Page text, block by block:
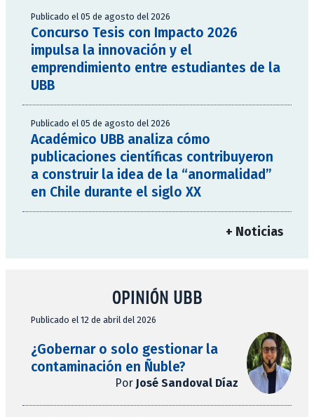
Publicado el 05 de agosto del 2026
Concurso Tesis con Impacto 2026
impulsa la innovación y el
emprendimiento entre estudiantes de la
UBB
Publicado el 05 de agosto del 2026
Académico UBB analiza cómo
publicaciones científicas contribuyeron
a construir la idea de la “anormalidad”
en Chile durante el siglo XX
+ Noticias
OPINIÓN UBB
Publicado el 12 de abril del 2026
¿Gobernar o solo gestionar la
contaminación en Ñuble?
Por José Sandoval Díaz